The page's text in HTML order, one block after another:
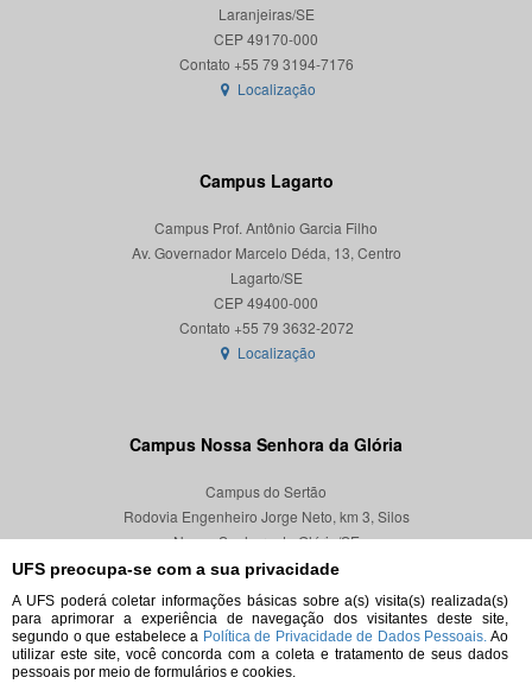
UFS preocupa-se com a sua privacidade
A UFS poderá coletar informações básicas sobre a(s) visita(s) realizada(s)
para aprimorar a experiência de navegação dos visitantes deste site,
segundo o que estabelece a Política de Privacidade de Dados Pessoais. Ao
utilizar este site, você concorda com a coleta e tratamento de seus dados
pessoais por meio de formulários e cookies.
Laranjeiras/SE
CEP 49170-000
Localização
Campus Lagarto
Campus Prof. Antônio Garcia Filho
Av. Governador Marcelo Déda, 13, Centro
Lagarto/SE
CEP 49400-000
Localização
Campus Nossa Senhora da Glória
Campus do Sertão
Rodovia Engenheiro Jorge Neto, km 3, Silos
Nossa Senhora da Glória/SE
CEP 49680-000
Localização